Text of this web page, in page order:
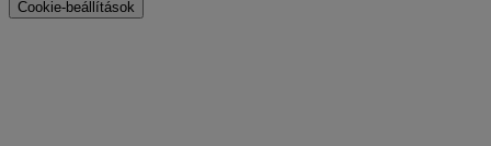
Cookie-beállítások